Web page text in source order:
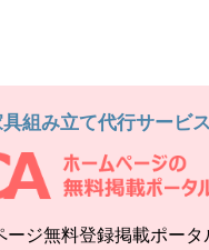
組み立て代行サービス
ジ無料登録掲載ポータ